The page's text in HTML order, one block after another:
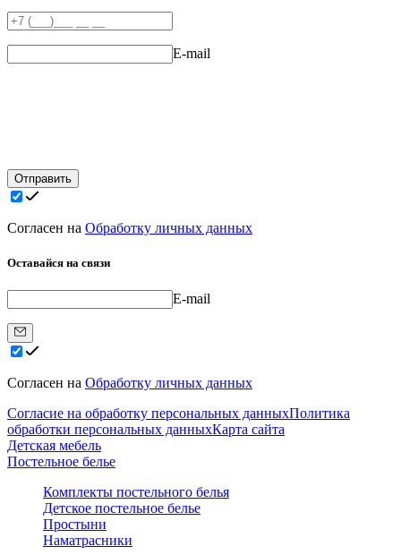
E-mail
Отправить
Согласен на Обработку личных данных
Оставайся на связи
E-mail
Согласен на Обработку личных данных
Согласие на обработку персональных данныхПолитика
обработки персональных данныхКарта сайта
Детская мебель
Постельное белье
Комплекты постельного белья
Детское постельное белье
Простыни
Наматрасники